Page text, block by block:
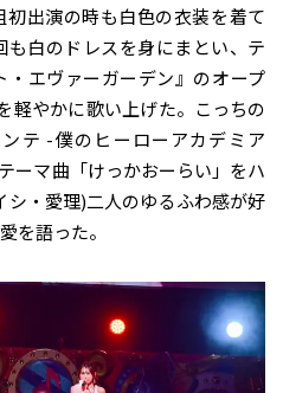
初出演の時も白色の衣装を着て
白のドレスを身にまとい、テ
・エヴァーガーデン』のオープ
やかに歌い上げた。こっちの
テ -僕のヒーローアカデミア
ーマ曲「けっかおーらい」をハ
・愛理)二人のゆるふわ感が好
を語った。